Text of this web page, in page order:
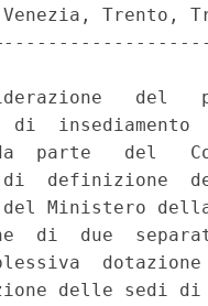
Trento,
del
di
parte   del
di  definizione
del Ministero
di  due
delle sedi